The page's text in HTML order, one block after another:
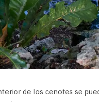
de los cenotes se